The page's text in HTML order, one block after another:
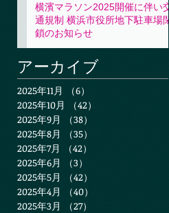
横濱マラソン2025開催に伴い交
通規制 横浜市役所地下駐車場閉
鎖のお知らせ
アーカイブ
2025年11月 （6）
2025年10月
（42）
2025年9月
（38）
2025年8月
（35）
2025年7月
（42）
2025年6月
（3）
2025年5月
（42）
2025年4月
（40）
2025年3月
（27）